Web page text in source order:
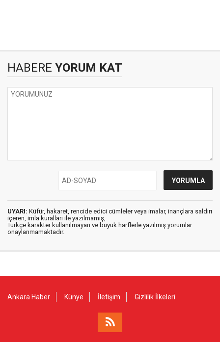
HABERE YORUM KAT
UYARI: Küfür, hakaret, rencide edici cümleler veya imalar, inançlara saldırı
içeren, imla kuralları ile yazılmamış,
Türkçe karakter kullanılmayan ve büyük harflerle yazılmış yorumlar
onaylanmamaktadır.
Ankara Haber Künye İletişim Gizlilik İlkeleri